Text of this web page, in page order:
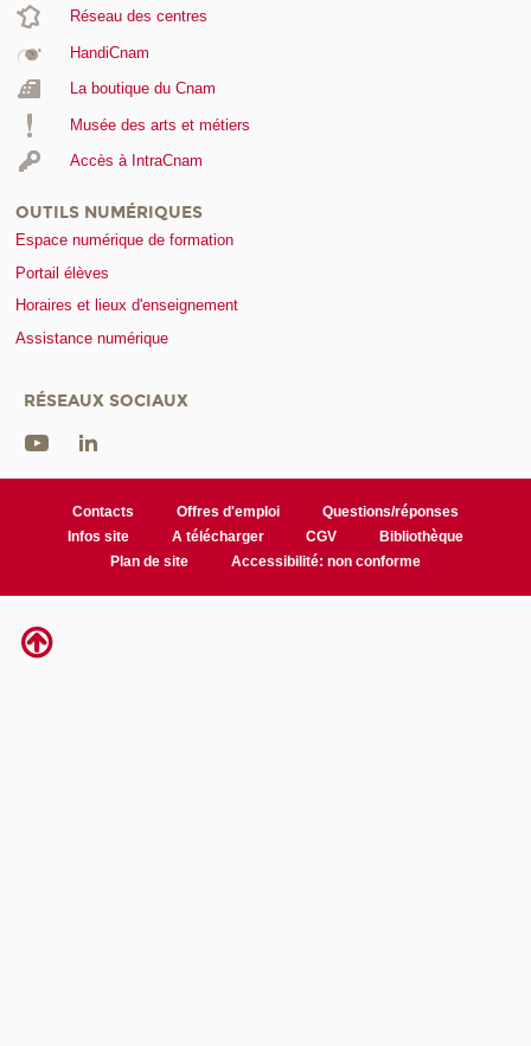
Réseau des centres
HandiCnam
La boutique du Cnam
Musée des arts et métiers
Accès à IntraCnam
OUTILS NUMÉRIQUES
Espace numérique de formation
Portail élèves
Horaires et lieux d'enseignement
Assistance numérique
RÉSEAUX SOCIAUX
Contacts Offres d'emploi
Questions/réponses
Infos site
A télécharger CGV
Bibliothèque
Plan de site
Accessibilité: non conforme